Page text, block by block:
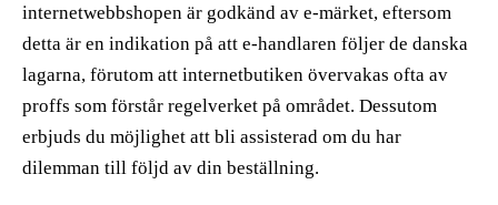
internetwebbshopen är godkänd av e-märket, eftersom
detta är en indikation på att e-handlaren följer de danska
lagarna, förutom att internetbutiken övervakas ofta av
proffs som förstår regelverket på området. Dessutom
erbjuds du möjlighet att bli assisterad om du har
dilemman till följd av din beställning.